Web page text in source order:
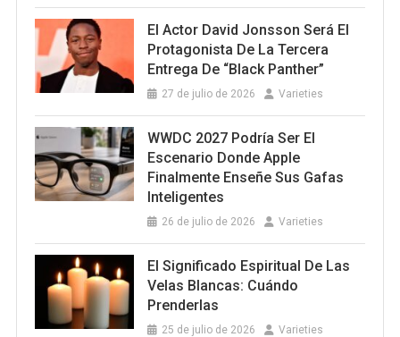
El Actor David Jonsson Será El
Protagonista De La Tercera
Entrega De “Black Panther”
27 de julio de 2026 Varieties
WWDC 2027 Podría Ser El
Escenario Donde Apple
Finalmente Enseñe Sus Gafas
Inteligentes
26 de julio de 2026 Varieties
El Significado Espiritual De Las
Velas Blancas: Cuándo
Prenderlas
25 de julio de 2026 Varieties